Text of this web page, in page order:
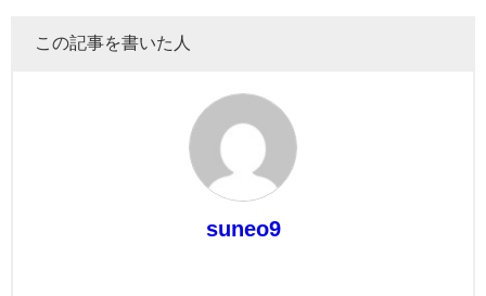
この記事を書いた人
suneo9